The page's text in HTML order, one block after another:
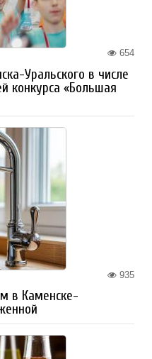
654
Уральского в числе
конкурса «Большая
935
в Каменске-